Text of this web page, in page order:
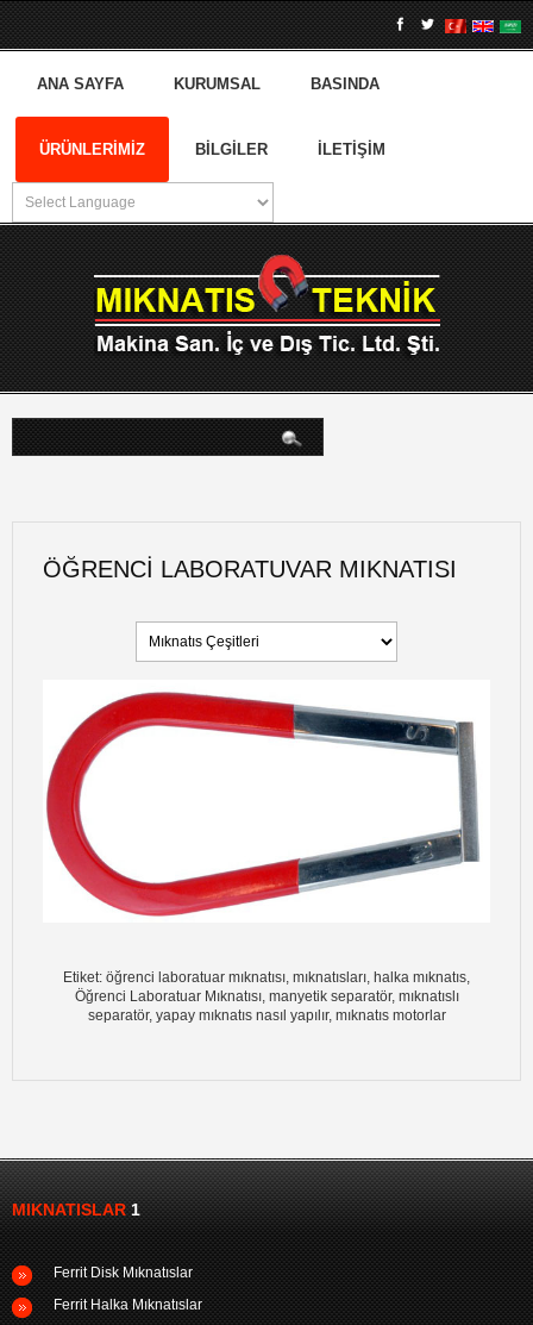
ANA SAYFA KURUMSAL BASINDA
ÜRÜNLERIMIZ BILGILER İLETIŞIM
arama...
ÖĞRENCI LABORATUVAR MIKNATISI
Etiket: öğrenci laboratuar mıknatısı, mıknatısları, halka mıknatıs,
Öğrenci Laboratuar Mıknatısı, manyetik separatör, mıknatıslı
separatör, yapay mıknatıs nasıl yapılır, mıknatıs motorlar
MIKNATISLAR1
Ferrit Disk Mıknatıslar
Ferrit Halka Mıknatıslar